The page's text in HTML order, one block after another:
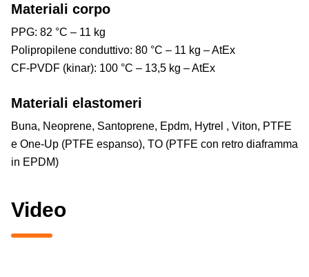
Materiali corpo
PPG: 82 °C – 11 kg
Polipropilene conduttivo: 80 °C – 11 kg – AtEx
CF-PVDF (kinar): 100 °C – 13,5 kg – AtEx
Materiali elastomeri
Buna, Neoprene, Santoprene, Epdm, Hytrel , Viton, PTFE
e One-Up (PTFE espanso), TO (PTFE con retro diaframma
in EPDM)
Video